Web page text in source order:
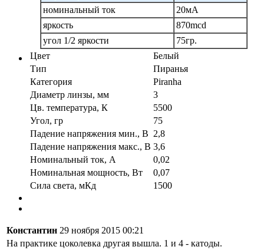
номинальный ток
20мА
яркость
870mcd
угол 1/2 яркости
75гр.
Цвет
Белый
Тип
Пиранья
Категория
Piranha
Диаметр линзы, мм
3
Цв. температура, К
5500
Угол, гр
75
Падение напряжения мин., В 2,8
Падение напряжения макс., В 3,6
Номинальный ток, А
0,02
Номинальная мощность, Вт
0,07
Сила света, мКд
1500
Константин 29 ноября 2015 00:21
На практике цоколевка другая вышла. 1 и 4 - катоды.